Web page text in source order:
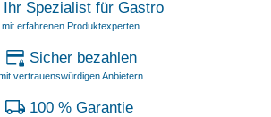
Ihr Spezialist für Gastro
mit erfahrenen Produktexperten
Sicher bezahlen
vertrauenswürdigen Anbietern
100 % Garantie